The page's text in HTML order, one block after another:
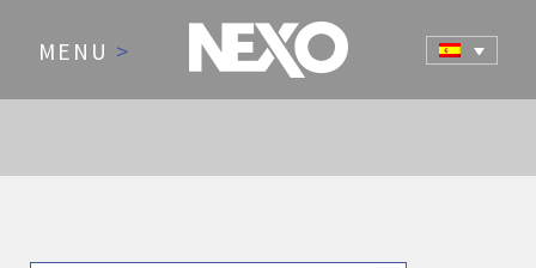
MENU >